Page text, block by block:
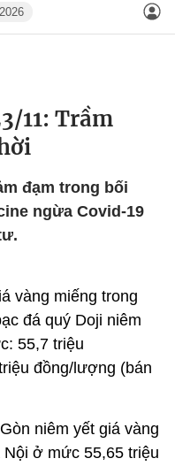
11: Trầm
đạm trong bối
ngừa Covid-19
vàng miếng trong
đá quý Doji niêm
55,7 triệu
đồng/lượng (bán
niêm yết giá vàng
ở mức 55,65 triệu